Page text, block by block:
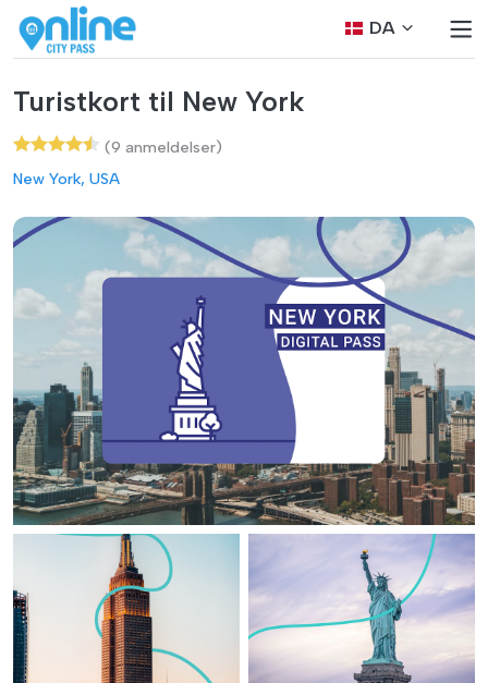
DA
Turistkort til New York
(9 anmeldelser)
New York, USA